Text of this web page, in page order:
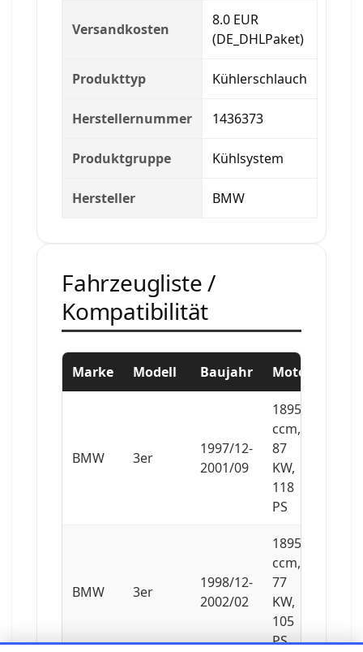
Versandkosten
8.0 EUR
(DE_DHLPaket)
Produkttyp Kühlerschlauch
Herstellernummer 1436373
Produktgruppe Kühlsystem
Hersteller BMW
Fahrzeugliste /
Kompatibilität
Marke Modell Baujahr Motor
BMW 3er
1997/12-
2001/09
1895
ccm,
87
KW,
118
PS
BMW 3er
1998/12-
2002/02
1895
ccm,
77
KW,
105
PS